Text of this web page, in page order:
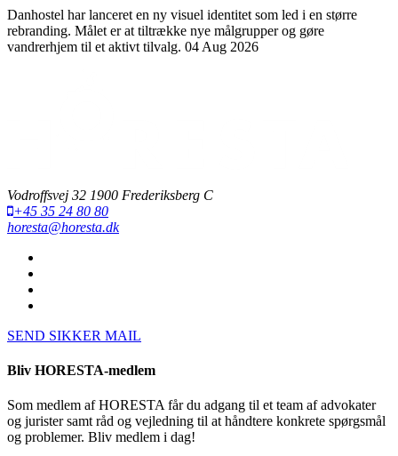
Danhostel har lanceret en ny visuel identitet som led i en større
rebranding. Målet er at tiltrække nye målgrupper og gøre
vandrerhjem til et aktivt tilvalg. 04 Aug 2026
Vodroffsvej 32 1900 Frederiksberg C
+45 35 24 80 80
horesta@horesta.dk
SEND SIKKER MAIL
Bliv HORESTA-medlem
Som medlem af HORESTA får du adgang til et team af advokater
og jurister samt råd og vejledning til at håndtere konkrete spørgsmål
og problemer. Bliv medlem i dag!